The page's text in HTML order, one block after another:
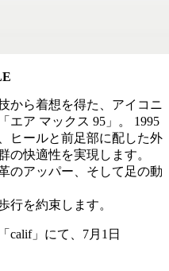
から着想を得た、アイコニ
エア マックス 95」。 1995
ヒールと前足部に配した外
の快適性を実現します。
のアッパー、そして足の動
行を約束します。
calif」にて、7月1日